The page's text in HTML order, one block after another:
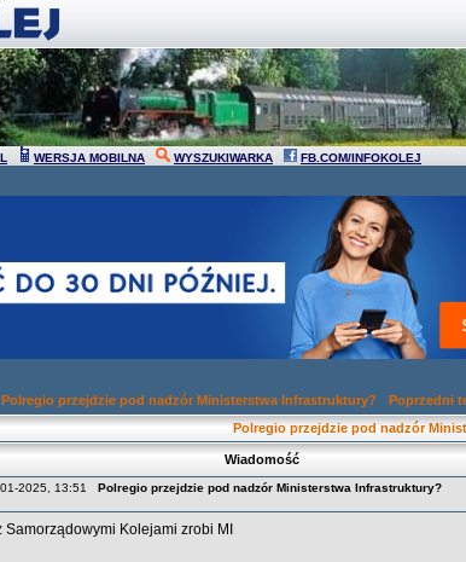
WERSJA MOBILNA WYSZUKIWARKA FB.COM/INFOKOLEJ
Polregio przejdzie pod nadzór Ministerstwa Infrastruktury? Poprzedni
Polregio przejdzie pod nadzór
Wiadomość
01-2025, 13:51 Polregio przejdzie pod nadzór Ministerstwa Infrastruktury?
Samorządowymi Kolejami zrobi MI